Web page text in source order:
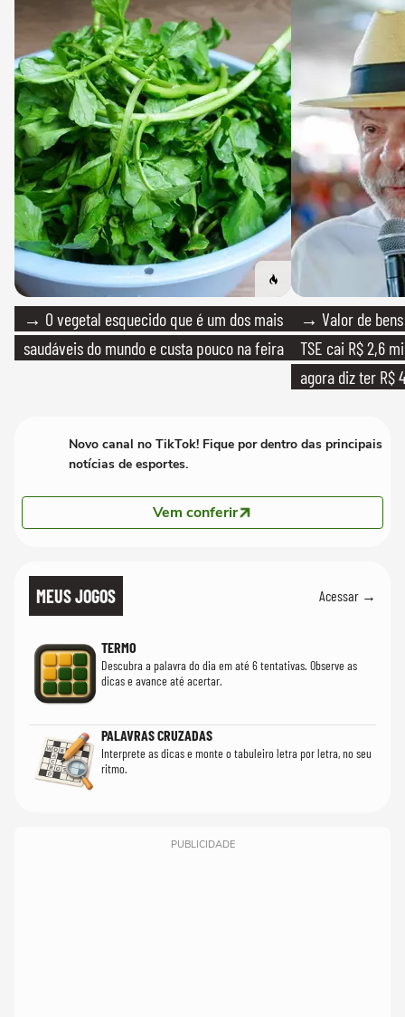
→ O vegetal esquecido que é um dos mais
saudáveis do mundo e custa pouco na feira
→ Valor de
TSE cai R$ 2,6
agora diz ter R$
Novo canal no TikTok! Fique por dentro das principais
notícias de esportes.
Vem conferir
MEUS JOGOS Acessar →
TERMO
Descubra a palavra do dia em até 6 tentativas. Observe as
dicas e avance até acertar.
PALAVRAS CRUZADAS
Interprete as dicas e monte o tabuleiro letra por letra, no seu
ritmo.
PUBLICIDADE